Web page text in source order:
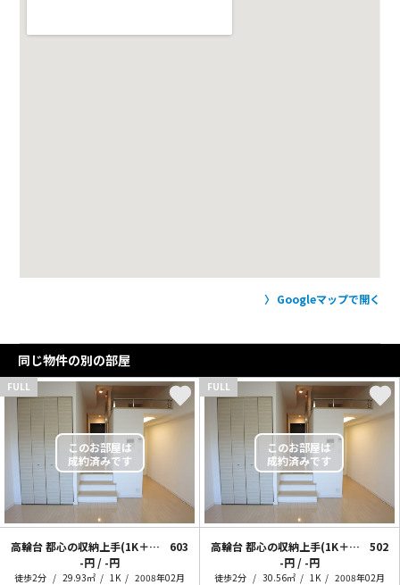
Googleマップで開く
同じ物件の別の部屋
FULL
高輪台 都心の収納上手(1K＋ロフト)
603
-円 / -円
徒歩2分 29.93㎡ 1K 2008年02月
FULL
高輪台 都心の収納上手(1K＋ロフト)
502
-円 / -円
徒歩2分 30.56㎡ 1K
2008年02月